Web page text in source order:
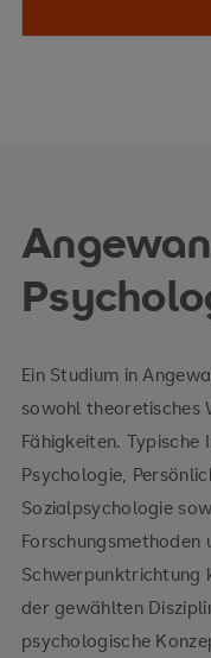
Ein Studium in
sowohl theoretisches
Fähigkeiten. Typische
Psychologie,
Sozialpsychologie
Forschungsmethoden
Schwerpunktrichtung
der gewählten
psychologische